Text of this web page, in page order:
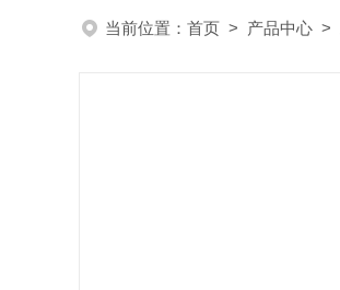
当前位置： 首页 > 产品中心 >